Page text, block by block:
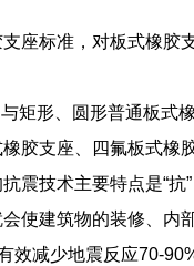
座标准，对板式橡胶
矩形、圆形普通板式
胶支座、四氟板式橡胶
震技术主要特点是“抗
使建筑物的装修、内
效减少地震反应70-